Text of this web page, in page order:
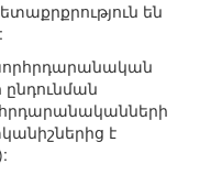
են
ընդունման
է